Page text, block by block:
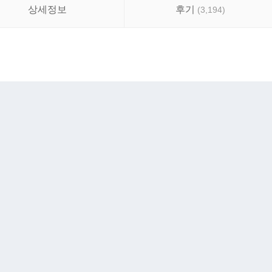
상세정보 후기 (3,194)